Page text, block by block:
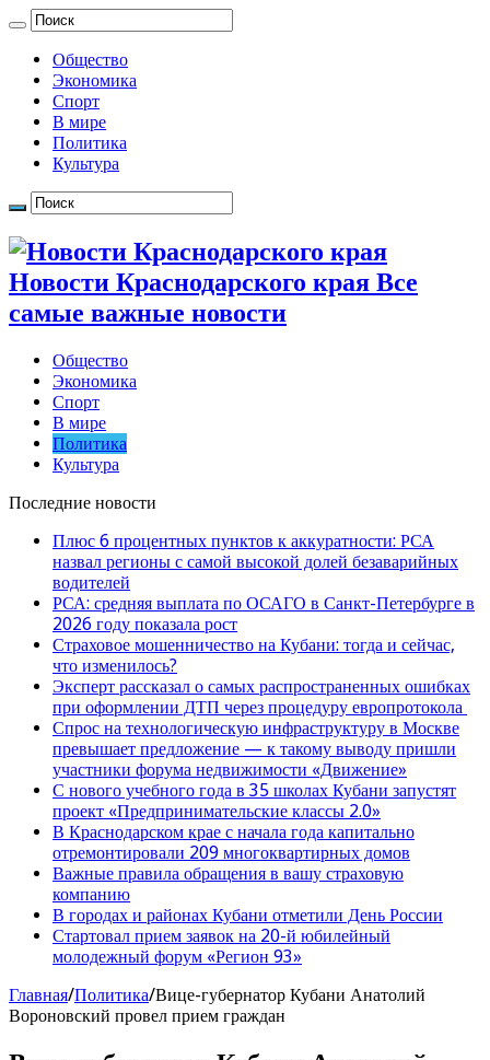
Общество
Экономика
Спорт
В мире
Политика
Культура
Новости Краснодарского края Все
самые важные новости
Общество
Экономика
Спорт
В мире
Политика
Культура
Последние новости
Плюс 6 процентных пунктов к аккуратности: РСА
назвал регионы с самой высокой долей безаварийных
водителей
РСА: средняя выплата по ОСАГО в Санкт-Петербурге в
2026 году показала рост
Страховое мошенничество на Кубани: тогда и сейчас,
что изменилось?
Эксперт рассказал о самых распространенных ошибках
при оформлении ДТП через процедуру европротокола
Спрос на технологическую инфраструктуру в Москве
превышает предложение — к такому выводу пришли
участники форума недвижимости «Движение»
С нового учебного года в 35 школах Кубани запустят
проект «Предпринимательские классы 2.0»
В Краснодарском крае с начала года капитально
отремонтировали 209 многоквартирных домов
Важные правила обращения в вашу страховую
компанию
В городах и районах Кубани отметили День России
Стартовал прием заявок на 20-й юбилейный
молодежный форум «Регион 93»
Главная/Политика/Вице-губернатор Кубани Анатолий
Вороновский провел прием граждан